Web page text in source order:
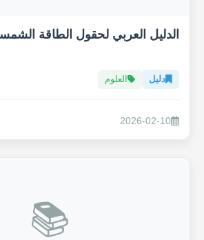
الدليل العربي لحقول الطاقة
دليل العلوم
2026-02-10
📚